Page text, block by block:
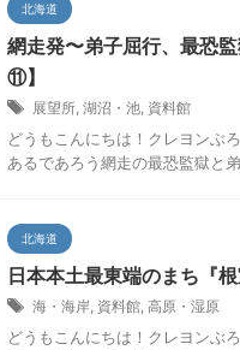
北海道
網走発〜弟子屈行、最恐
⑪】
展望所, 湖沼・池, 資料館
どうもこんにちは！クレヨンぶ
あるであろう網走の最恐監獄と
北海道
日本本土最東端のまち『
海・海岸, 資料館, 高原・湿原
どうもこんにちは！クレヨンぶ